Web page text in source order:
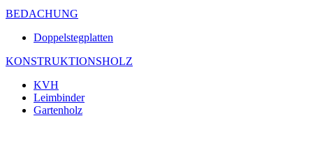
BEDACHUNG
Doppelstegplatten
KONSTRUKTIONSHOLZ
KVH
Leimbinder
Gartenholz